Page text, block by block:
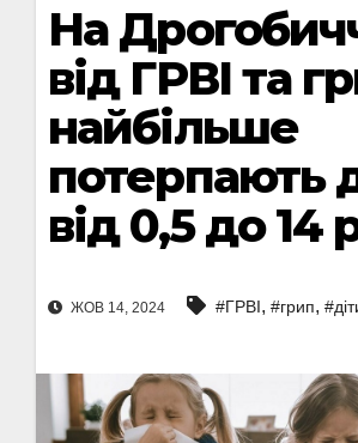
На
від ГРВІ та
найбільше
потерпають
від 0,5 до 14
ЖОВ 14, 2024 #ГРВІ, #грип,